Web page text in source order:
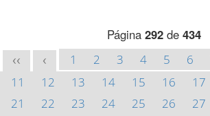
Página 292de 434
<< < 1 2 3 4 5 6
11
12 13 14 15 16 17
21
22 23 24 25 26 27